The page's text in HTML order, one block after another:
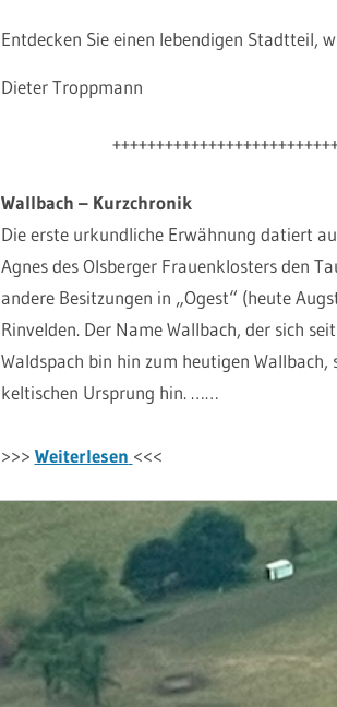
Entdecken Sie einen lebendigen Stadtteil,
Dieter Troppmann
Wallbach – Kurzchronik
Die erste urkundliche Erwähnung datiert
Agnes des Olsberger Frauenklosters den
andere Besitzungen in „Ogest“ (heute
Rinvelden. Der Name Wallbach, der sich
Waldspach bin hin zum heutigen
keltischen Ursprung hin. ……
>>> Weiterlesen <<<